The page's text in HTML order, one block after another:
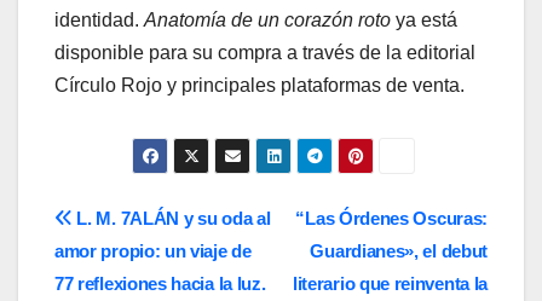
identidad. Anatomía de un corazón roto ya está
disponible para su compra a través de la editorial
Círculo Rojo y principales plataformas de venta.
Navegación
de
“Las Órdenes Oscuras:
Guardianes», el debut
literario que reinventa la
L. M. 7ALÁN y su oda al
amor propio: un viaje de
77 reflexiones hacia la luz.